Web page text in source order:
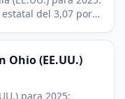
del 3,07 por
Ohio (EE.UU.)
para 2025: